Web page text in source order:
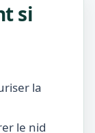
si
la
le nid